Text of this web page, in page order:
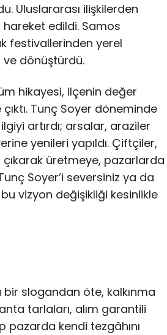
Uluslararası ilişkilerden
edildi. Samos
festivallerinden yerel
ve dönüştürdü.
hikayesi, ilçenin değer
Tunç Soyer döneminde
artırdı; arsalar, araziler
yenileri yapıldı. Çiftçiler,
üretmeye, pazarlarda
Soyer’i seversiniz ya da
vizyon değişikliği kesinlikle
bir slogandan öte, kalkınma
tarlaları, alım garantili
pazarda kendi tezgâhını